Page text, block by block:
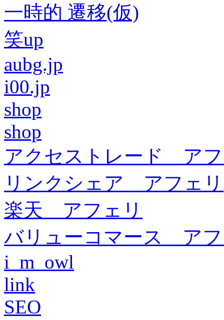
一時的 遷移(仮)
笑up
aubg.jp
i00.jp
shop
shop
アクセストレード ア
リンクシェア アフェリ
楽天 アフェリ
バリューコマース ア
i_m_owl
link
SEO